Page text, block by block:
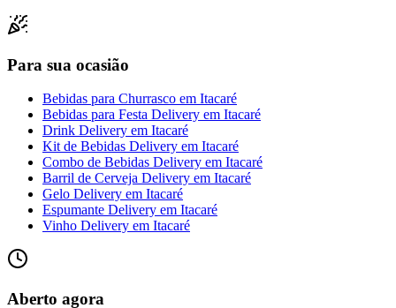
Para sua ocasião
Bebidas para Churrasco em Itacaré
Bebidas para Festa Delivery em Itacaré
Drink Delivery em Itacaré
Kit de Bebidas Delivery em Itacaré
Combo de Bebidas Delivery em Itacaré
Barril de Cerveja Delivery em Itacaré
Gelo Delivery em Itacaré
Espumante Delivery em Itacaré
Vinho Delivery em Itacaré
Aberto agora